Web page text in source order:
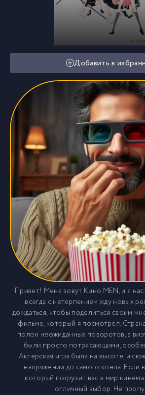
Добавить в
Привет! Меня зовут Кино MEN, и я
всегда с нетерпением жду новых
дождаться, чтобы поделиться своим
фильме, который я посмотрел.
полон неожиданных поворотов, а
были просто потрясающими,
Актерская игра была на высоте, и
напряжении до самого конца. Если
который погрузит вас в мир
отличный выбор. Не